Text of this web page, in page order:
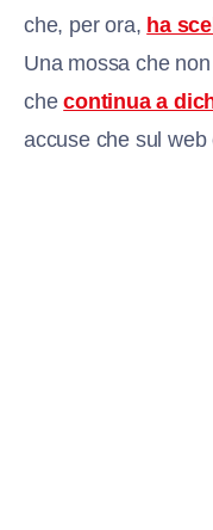
che, per ora, ha
Una mossa che
checontinua a
accuse che sul